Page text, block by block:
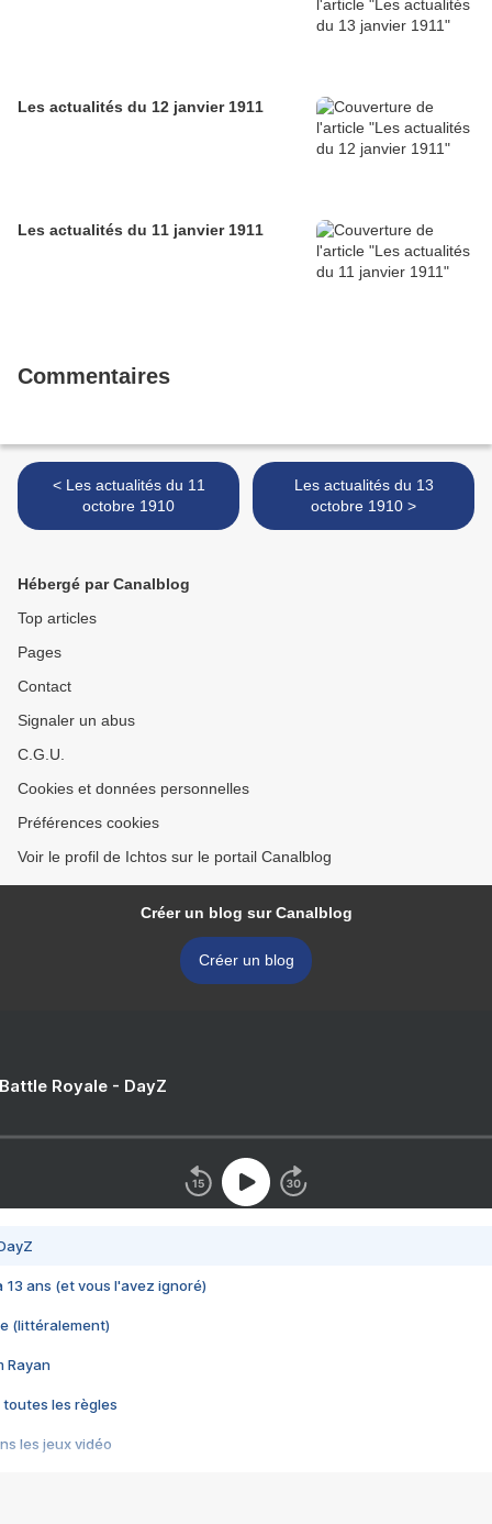
Les actualités du 12 janvier 1911
Les actualités du 11 janvier 1911
Commentaires
< Les actualités du 11
octobre 1910
Les actualités du 13
octobre 1910 >
Hébergé par Canalblog
Top articles
Pages
Contact
Signaler un abus
C.G.U.
Cookies et données personnelles
Préférences cookies
Voir le profil de Ichtos sur le portail Canalblog
Créer un blog sur Canalblog
Créer un blog
Royale - DayZ
13 ans (et vous l'avez ignoré)
(littéralement)
Rayan
toutes les règles
les jeux vidéo